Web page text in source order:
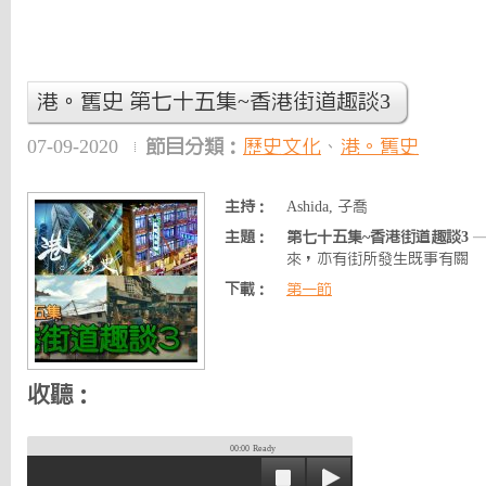
港。舊史 第七十五集~香港街道趣談3
07-09-2020 節目分類： 歷史文化 、 港。舊史
主持：
Ashida, 子喬
主題：
第七十五集~香港街道趣談3 —
來，亦有街所發生既事有關
下載：
第一節
收聽：
00:00 Ready